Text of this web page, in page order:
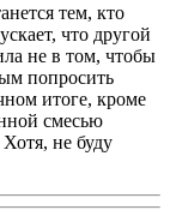
тем, кто
что другой
не в том, чтобы
попросить
итоге, кроме
смесью
не буду